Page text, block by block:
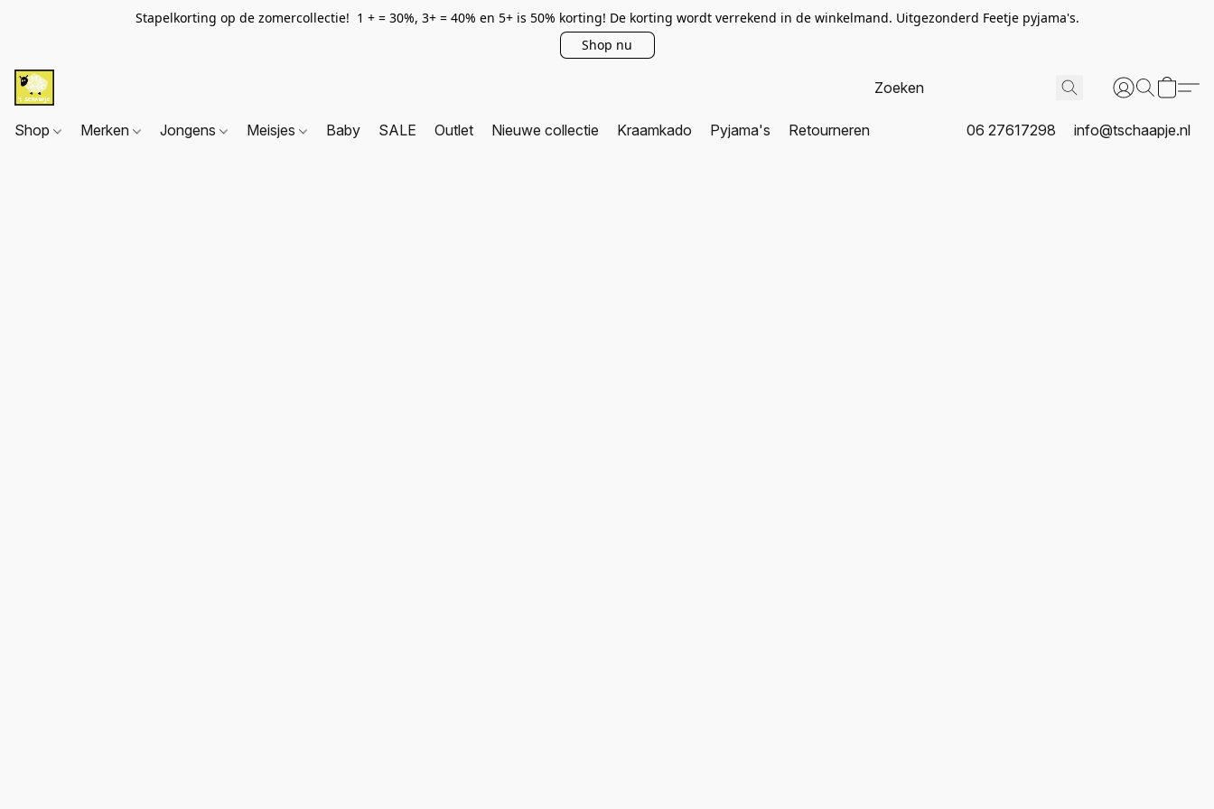
Stapelkorting op de zomercollectie! 1 + = 30%, 3+ = 40% en 5+ is 50% korting! De korting wordt verrekend in de winkelmand. Uitgezonderd Feetje pyjama's.
Shop nu
Shop Merken Jongens Meisjes Baby SALE Outlet Nieuwe collectie Kraamkado Pyjama's Retourneren 06 27617298 info@tschaapje.nl